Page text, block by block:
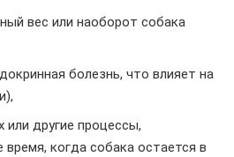
вес или наоборот собака
болезнь, что влияет на
или другие процессы,
когда собака остается в